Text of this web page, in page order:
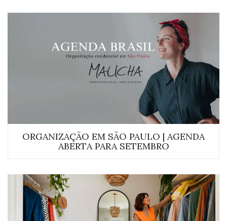
ORGANIZAÇÃO EM SÃO PAULO | AGENDA
ABERTA PARA SETEMBRO